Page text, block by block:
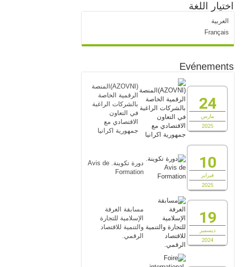
اختيار اللغة
العربية
Français
Evénements
24
مارس
2025
(AZOVNI)المنصة
الرقمية الخاصة
بالشركات الراغبة
في التعاون
الاقتصادي مع
جمهورية اكرانيا
10
فبراير
2025
دورة تكوينة. Avis de
Formation
19
ديسمبر
2024
مسابقة الغرفة
الإسلامية للتجارة
والتنمية للاقتصاد
الرقمي.